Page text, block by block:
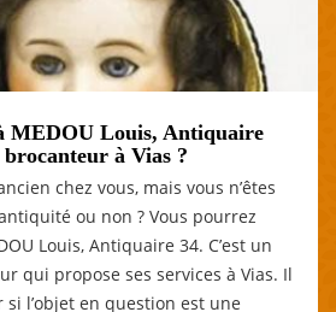
MEDOU Louis, Antiquaire
à Vias ?
chez vous, mais vous n’êtes
ou non ? Vous pourrez
Louis, Antiquaire 34. C’est un
qui propose ses services à Vias. Il
l’objet en question est une